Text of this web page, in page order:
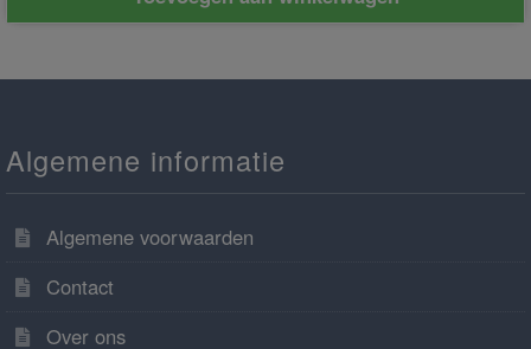
Algemene informatie
Algemene voorwaarden
Contact
Over ons